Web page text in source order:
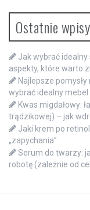
Ostatnie wpisy
Jak wybrać
aspekty, które warto
Najlepsze
wybrać idealny
Kwas migdałowy:
trądzikowej) – jak
Jaki krem po
„zapychania”
Serum do twarzy:
robotę (zależnie od